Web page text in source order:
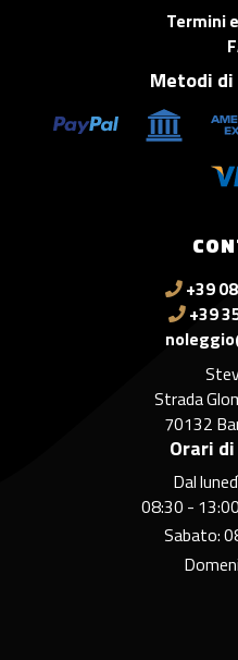
+39
+39
Strada
70132
Orari
Dal
08:30 -
Sabato:
Termini
Metodi